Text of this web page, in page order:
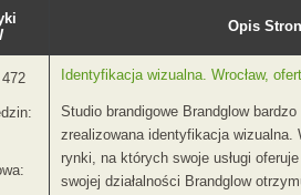
Opis
Identyfikacja wizualna. Wrocław,
Studio brandigowe Brandglow
zrealizowana identyfikacja wizualna.
rynki, na których swoje usługi
swojej działalności Brandglow